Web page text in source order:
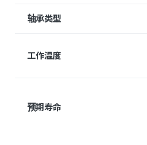
轴承类型
工作温度
预期寿命